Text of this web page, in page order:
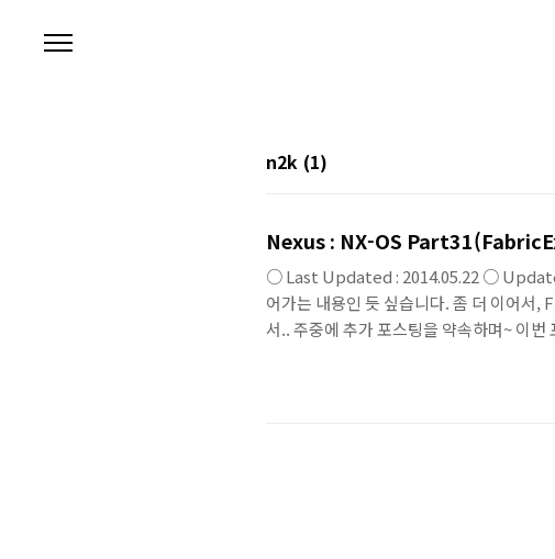
n2k (1)
Nexus : NX-OS
○ Last Updated : 2014.05.22 ○ Update
어가는 내용인 듯 싶습니다. 좀 더 이어
서.. 주중에 추가 포스팅을 약속하며~